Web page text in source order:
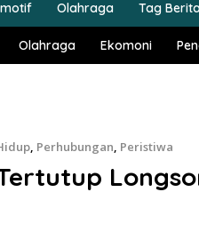
Olahraga Tag
Olahraga Ekomoni
, Perhubungan, Peristiwa